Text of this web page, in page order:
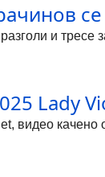
и тресе
Lady
видео